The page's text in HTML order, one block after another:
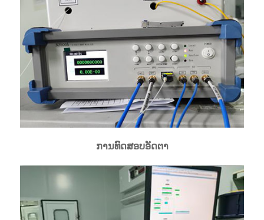
ການທົດສອບອັດຕາ